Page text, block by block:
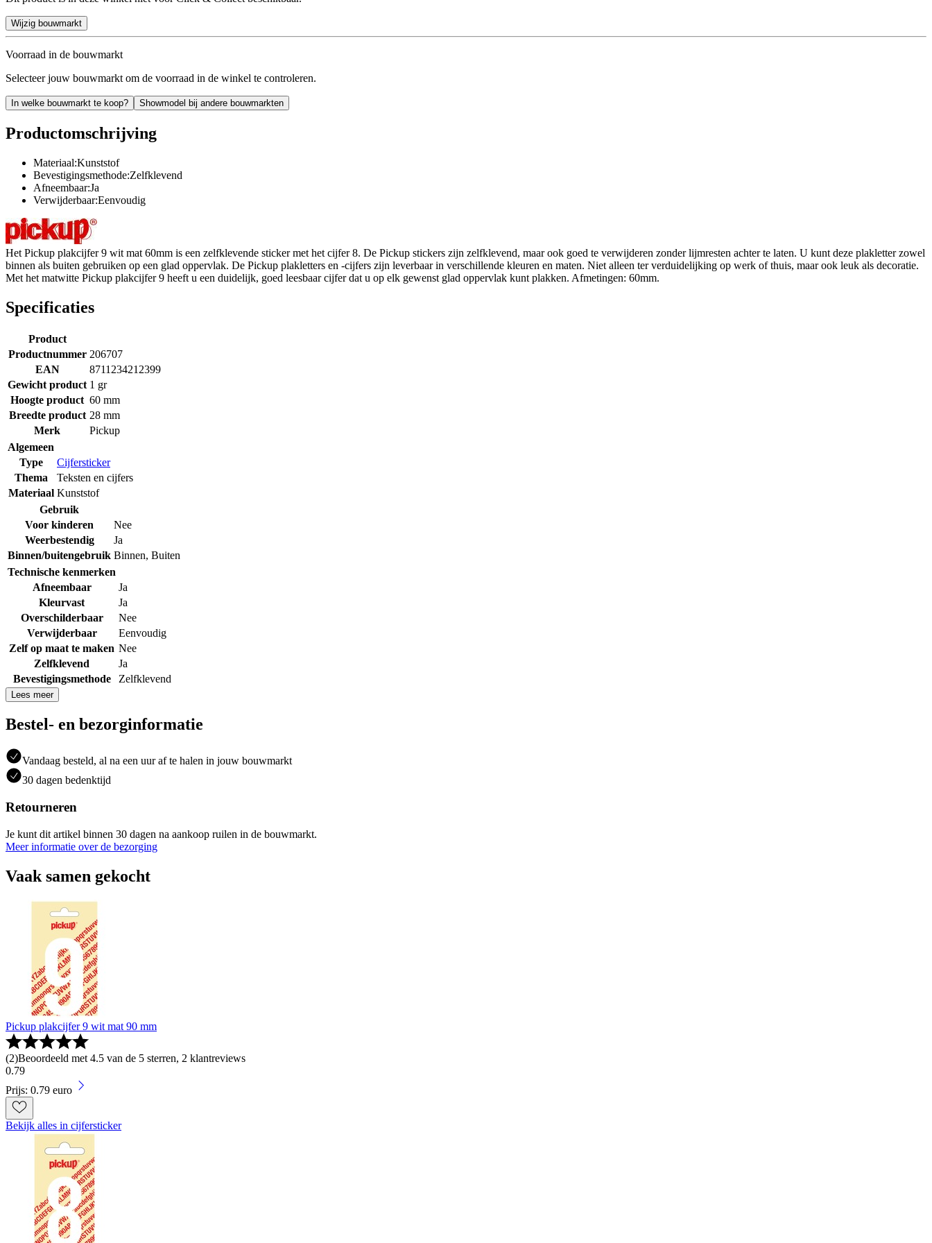
Wijzig bouwmarkt
Voorraad in de bouwmarkt
Selecteer jouw bouwmarkt om de voorraad in de winkel te controleren.
In welke bouwmarkt te koop? Showmodel bij andere bouwmarkten
Productomschrijving
Materiaal:Kunststof
Bevestigingsmethode:Zelfklevend
Afneembaar:Ja
Verwijderbaar:Eenvoudig
Het Pickup plakcijfer 9 wit mat 60mm is een zelfklevende sticker met het cijfer 8. De Pickup stickers zijn zelfklevend, maar ook goed te verwijderen zonder lijmresten achter te laten. U kunt deze plakletter zowel
binnen als buiten gebruiken op een glad oppervlak. De Pickup plakletters en -cijfers zijn leverbaar in verschillende kleuren en maten. Niet alleen ter verduidelijking op werk of thuis, maar ook leuk als decoratie.
Met het matwitte Pickup plakcijfer 9 heeft u een duidelijk, goed leesbaar cijfer dat u op elk gewenst glad oppervlak kunt plakken. Afmetingen: 60mm.
Specificaties
Product
Productnummer 206707
EAN
8711234212399
Gewicht product 1 gr
Hoogte product 60 mm
Breedte product 28 mm
Merk
Pickup
Algemeen
Type
Cijfersticker
Thema
Teksten en cijfers
Materiaal Kunststof
Gebruik
Voor kinderen
Nee
Weerbestendig
Ja
Binnen/buitengebruik Binnen, Buiten
Technische kenmerken
Afneembaar
Ja
Kleurvast
Ja
Overschilderbaar
Nee
Verwijderbaar
Eenvoudig
Zelf op maat te maken Nee
Zelfklevend
Ja
Bevestigingsmethode
Zelfklevend
Lees meer
Bestel- en bezorginformatie
Vandaag besteld, al na een uur af te halen in jouw bouwmarkt
30 dagen bedenktijd
Retourneren
Je kunt dit artikel binnen 30 dagen na aankoop ruilen in de bouwmarkt.
Meer informatie over de bezorging
Vaak samen gekocht
Pickup plakcijfer 9 wit mat 90 mm
(2)Beoordeeld met 4.5 van de 5 sterren, 2 klantreviews
0.79
Prijs: 0.79 euro
Bekijk alles in cijfersticker